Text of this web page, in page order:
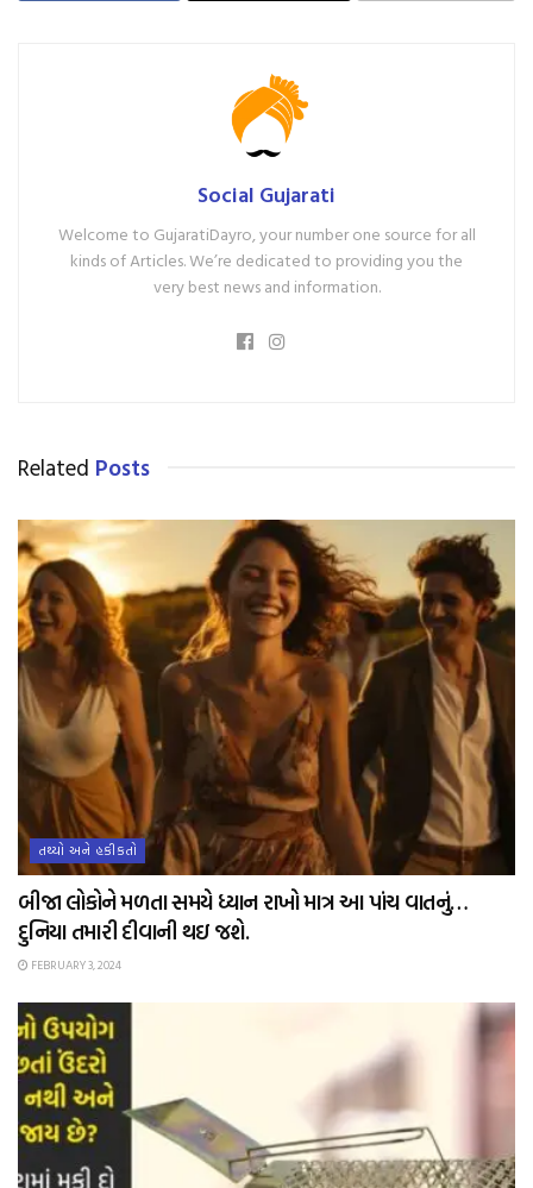
Social Gujarati
Welcome to GujaratiDayro, your number one source for all
kinds of Articles. We’re dedicated to providing you the
very best news and information.
Related Posts
તથ્યો અને હકીકતો
બીજા લોકોને મળતા સમયે ધ્યાન રાખો માત્ર આ પાંચ વાતનું…
દુનિયા તમારી દીવાની થઇ જશે.
FEBRUARY 3, 2024